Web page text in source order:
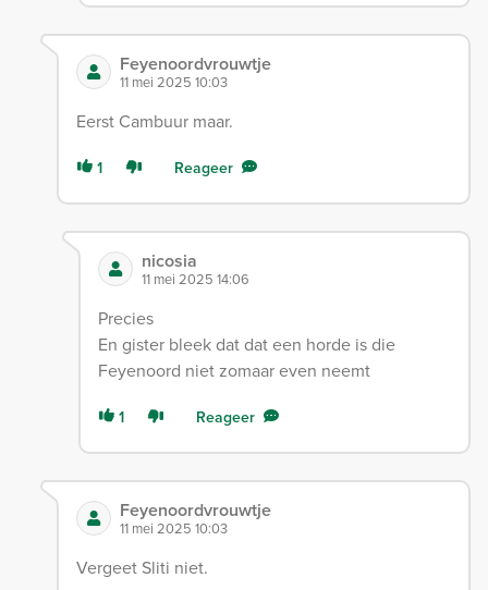
Feyenoordvrouwtje
11 mei 2025 10:03
Eerst Cambuur maar.
1 Reageer
nicosia
11 mei 2025 14:06
Precies
En gister bleek dat dat een horde is die
Feyenoord niet zomaar even neemt
1 Reageer
Feyenoordvrouwtje
11 mei 2025 10:03
Vergeet Sliti niet.